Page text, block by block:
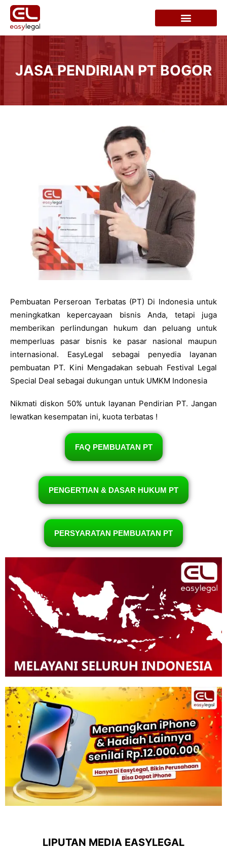
JASA PENDIRIAN PT BOGOR
Pembuatan Perseroan Terbatas (PT) Di Indonesia untuk
meningkatkan kepercayaan bisnis Anda, tetapi juga
memberikan perlindungan hukum dan peluang untuk
memperluas pasar bisnis ke pasar nasional maupun
internasional. EasyLegal sebagai penyedia layanan
pembuatan PT. Kini Mengadakan sebuah Festival Legal
Special Deal sebagai dukungan untuk UMKM Indonesia
Nikmati diskon 50% untuk layanan Pendirian PT. Jangan
lewatkan kesempatan ini, kuota terbatas !
FAQ PEMBUATAN PT
PENGERTIAN & DASAR HUKUM PT
PERSYARATAN PEMBUATAN PT
LIPUTAN MEDIA EASYLEGAL